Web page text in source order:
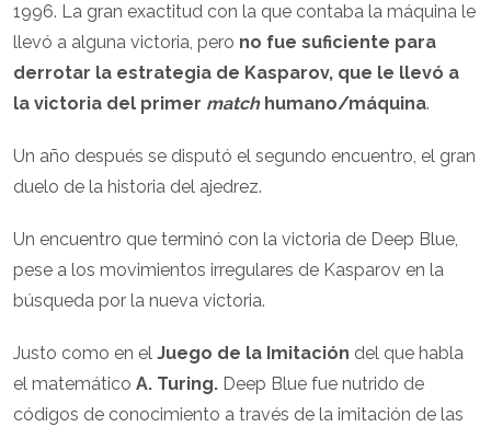
1996. La gran exactitud con la que contaba la máquina le
llevó a alguna victoria, pero no fue suficiente para
derrotar la estrategia de Kasparov, que le llevó a
la victoria del primer matchhumano/máquina.
Un año después se disputó el segundo encuentro, el gran
duelo de la historia del ajedrez.
Un encuentro que terminó con la victoria de Deep Blue,
pese a los movimientos irregulares de Kasparov en la
búsqueda por la nueva victoria.
Justo como en el Juego de la Imitación del que habla
el matemático A. Turing. Deep Blue fue nutrido de
códigos de conocimiento a través de la imitación de las